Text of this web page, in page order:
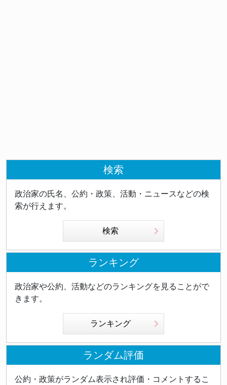
検索
政治家の氏名、公約・政策、活動・ニュースなどの検
索が行えます。
検索
ランキング
政治家や公約、活動などのランキングを見ることがで
きます。
ランキング
ランダム評価
公約・政策がランダム表示され評価・コメントするこ